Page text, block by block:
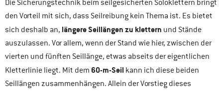
Die Sicherungstechnik beim seilgesicherten Soloklettern bringt
den Vorteil mit sich, dass Seilreibung kein Thema ist. Es bietet
sich deshalb an, längere Seillängen zu klettern und Stände
auszulassen. Vor allem, wenn der Stand wie hier, zwischen der
vierten und fünften Seillänge, etwas abseits der eigentlichen
Kletterlinie liegt. Mit dem 60-m-Seil kann ich diese beiden
Seillängen zusammenhängen. Allein der Vorstieg dieses